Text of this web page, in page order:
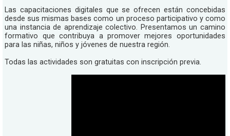
Las capacitaciones digitales que se ofrecen están concebidas
desde sus mismas bases como un proceso participativo y como
una instancia de aprendizaje colectivo. Presentamos un camino
formativo que contribuya a promover mejores oportunidades
para las niñas, niños y jóvenes de nuestra región.
Todas las actividades son gratuitas con inscripción previa.